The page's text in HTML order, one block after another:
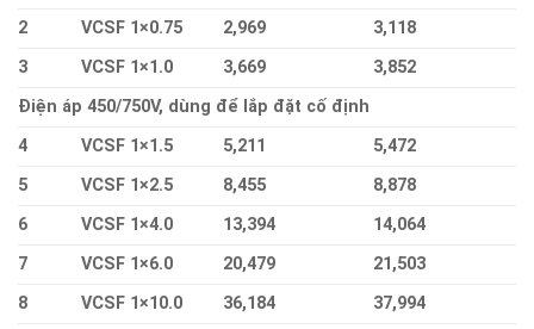
2
VCSF 1×0.75 2,969
3,118
3
VCSF 1×1.0 3,669
3,852
Điện áp 450/750V, dùng để lắp đặt cố định
4
VCSF 1×1.5 5,211
5,472
5
VCSF 1×2.5 8,455
8,878
6
VCSF 1×4.0 13,394
14,064
7
VCSF 1×6.0 20,479
21,503
8
VCSF 1×10.0 36,184 37,994